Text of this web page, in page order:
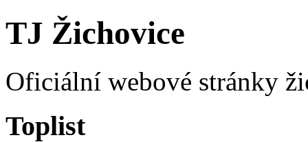
TJ Žichovice
Oficiální webové stránky
Toplist